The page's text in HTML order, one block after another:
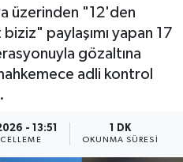
üzerinden "12'den
paylaşımı yapan 17
gözaltına
mahkemece adli kontrol
- 13:51 1 DK
OKUNMA SÜRESI